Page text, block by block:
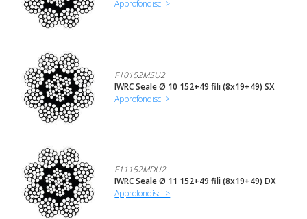
Approfondisci >
F10152MSU2
IWRC Seale Ø 10 152+49 fili (8x19+49) SX
Approfondisci >
F11152MDU2
IWRC Seale Ø 11 152+49 fili (8x19+49) DX
Approfondisci >